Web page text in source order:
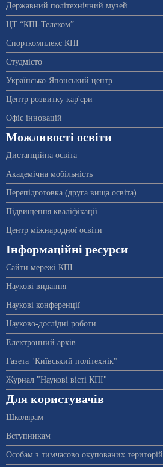
Державний політехнічний музей
ЦТ “КПІ-Телеком”
Спорткомплекс КПІ
Студмісто
Українсько-Японський центр
Центр розвитку кар'єри
Офіс інновацій
Можливості освіти
Дистанційна освіта
Академічна мобільність
Перепідготовка (друга вища освіта)
Підвищення кваліфікації
Центр міжнародної освіти
Інформаційні ресурси
Сайти мережі КПІ
Наукові видання
Наукові конференції
Науково-дослідні роботи
Електронний архів
Газета "Київський політехнік"
Журнал "Наукові вісті КПІ"
Для користувачів
Школярам
Вступникам
Особам з тимчасово окупованих територій